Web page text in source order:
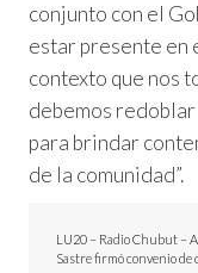
conjunto con el
estar presente en
contexto que nos
debemos
para brindar
de la comunidad”.
LU20 – Radio Chubut –
Sastre firmó convenio de